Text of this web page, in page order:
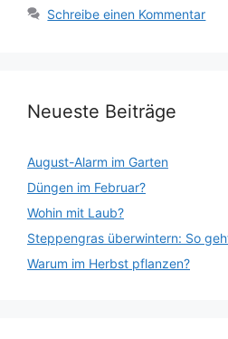
Schreibe einen Kommentar
Neueste Beiträge
August-Alarm im Garten
Düngen im Februar?
Wohin mit Laub?
Steppengras überwintern: So
Warum im Herbst pflanzen?